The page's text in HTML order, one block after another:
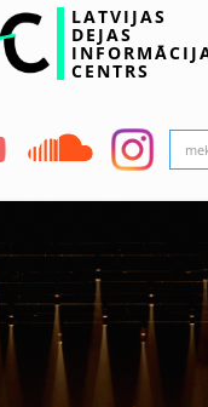
LATVIJAS
DEJAS
CENTRS